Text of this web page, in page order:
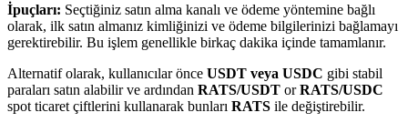
İpuçları: Seçtiğiniz satın alma kanalı ve ödeme yöntemine bağlı
olarak, ilk satın almanız kimliğinizi ve ödeme bilgilerinizi bağlamayı
gerektirebilir. Bu işlem genellikle birkaç dakika içinde tamamlanır.
Alternatif olarak, kullanıcılar önce USDT veya USDC gibi stabil
paraları satın alabilir ve ardından RATS/USDT orRATS/USDC
spot ticaret çiftlerini kullanarak bunları RATS ile değiştirebilir.